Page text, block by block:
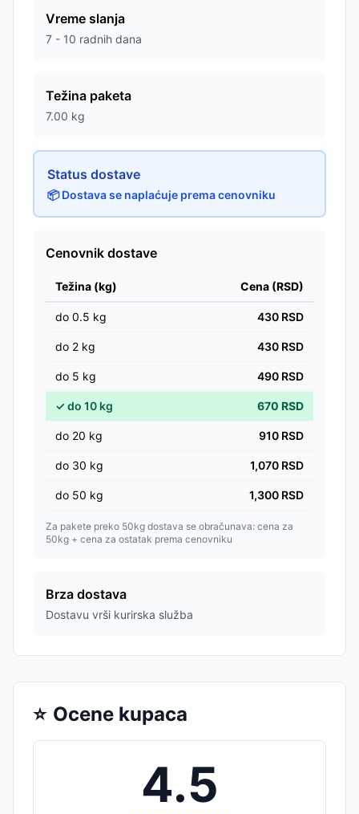
Vreme slanja
7 - 10 radnih dana
Težina paketa
7.00 kg
Status dostave
📦 Dostava se naplaćuje prema cenovniku
Cenovnik dostave
Težina (kg) Cena (RSD)
do 0.5 kg 430 RSD
do 2 kg 430 RSD
do 5 kg 490 RSD
✓do 10 kg 670 RSD
do 20 kg 910 RSD
do 30 kg 1,070 RSD
do 50 kg 1,300 RSD
Za pakete preko 50kg dostava se obračunava: cena za
50kg + cena za ostatak prema cenovniku
Brza dostava
Dostavu vrši kurirska služba
⭐ Ocene kupaca
4.5